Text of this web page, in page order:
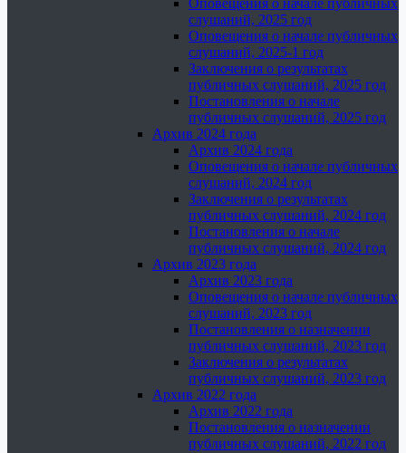
Оповещения о начале публичных
слушаний, 2025 год
Оповещения о начале публичных
слушаний, 2025-1 год
Заключения о результатах
публичных слушаний, 2025 год
Постановления о начале
публичных слушаний, 2025 год
Архив 2024 года
Архив 2024 года
Оповещения о начале публичных
слушаний, 2024 год
Заключения о результатах
публичных слушаний, 2024 год
Постановления о начале
публичных слушаний, 2024 год
Архив 2023 года
Архив 2023 года
Оповещения о начале публичных
слушаний, 2023 год
Постановления о назначении
публичных слушаний, 2023 год
Заключения о результатах
публичных слушаний, 2023 год
Архив 2022 года
Архив 2022 года
Постановления о назначении
публичных слушаний, 2022 год